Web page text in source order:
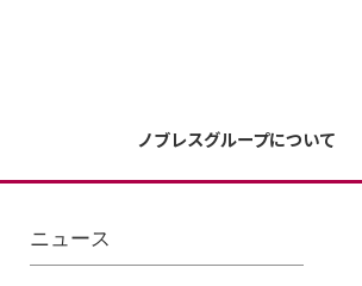
ノブレスグループについて
ニュース